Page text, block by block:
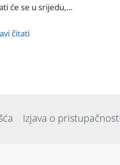
će se u srijedu,…
čitati
Izjava o pristupačnosti